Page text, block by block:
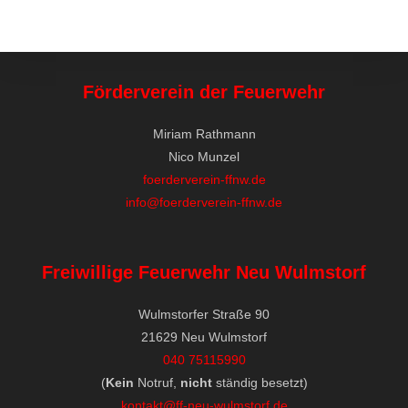
Förderverein der Feuerwehr
Miriam Rathmann
Nico Munzel
foerderverein-ffnw.de
info@foerderverein-ffnw.de
Freiwillige Feuerwehr Neu Wulmstorf
Wulmstorfer Straße 90
21629 Neu Wulmstorf
040 75115990
(Kein Notruf, nicht ständig besetzt)
kontakt@ff-neu-wulmstorf.de